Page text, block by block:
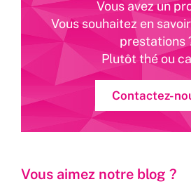
Vous avez un
Vous souhaitez en
prestations
Plutôt thé ou
Contactez-
Vous aimez notre blog ?